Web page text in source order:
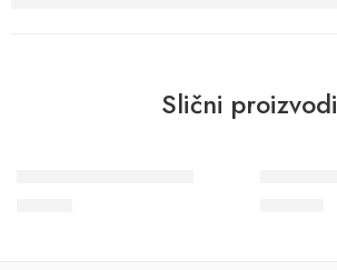
Slični proizvodi